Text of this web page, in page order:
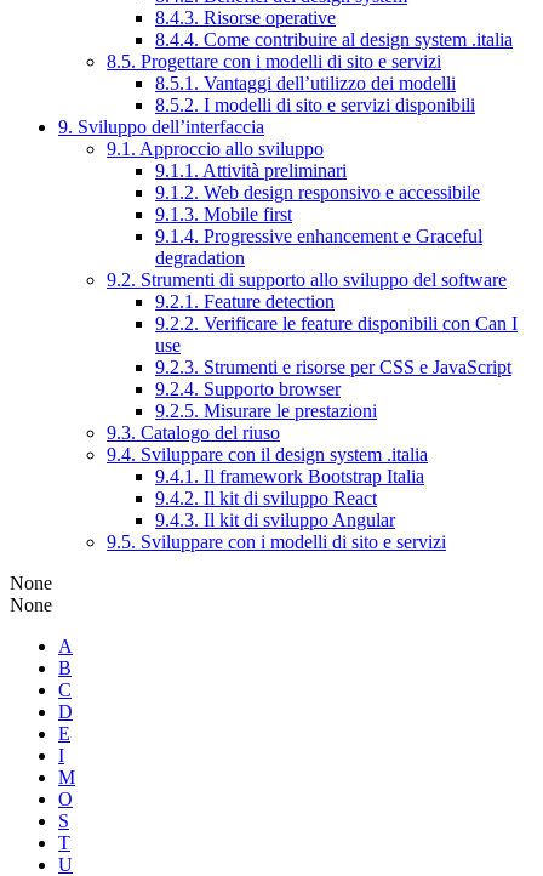
8.4.3. Risorse operative
8.4.4. Come contribuire al design system .italia
8.5. Progettare con i modelli di sito e servizi
8.5.1. Vantaggi dell’utilizzo dei modelli
8.5.2. I modelli di sito e servizi disponibili
9. Sviluppo dell’interfaccia
9.1. Approccio allo sviluppo
9.1.1. Attività preliminari
9.1.2. Web design responsivo e accessibile
9.1.3. Mobile first
9.1.4. Progressive enhancement e Graceful
degradation
9.2. Strumenti di supporto allo sviluppo del software
9.2.1. Feature detection
9.2.2. Verificare le feature disponibili con Can I
use
9.2.3. Strumenti e risorse per CSS e JavaScript
9.2.4. Supporto browser
9.2.5. Misurare le prestazioni
9.3. Catalogo del riuso
9.4. Sviluppare con il design system .italia
9.4.1. Il framework Bootstrap Italia
9.4.2. Il kit di sviluppo React
9.4.3. Il kit di sviluppo Angular
9.5. Sviluppare con i modelli di sito e servizi
None
None
A
B
C
D
E
I
M
O
S
T
U